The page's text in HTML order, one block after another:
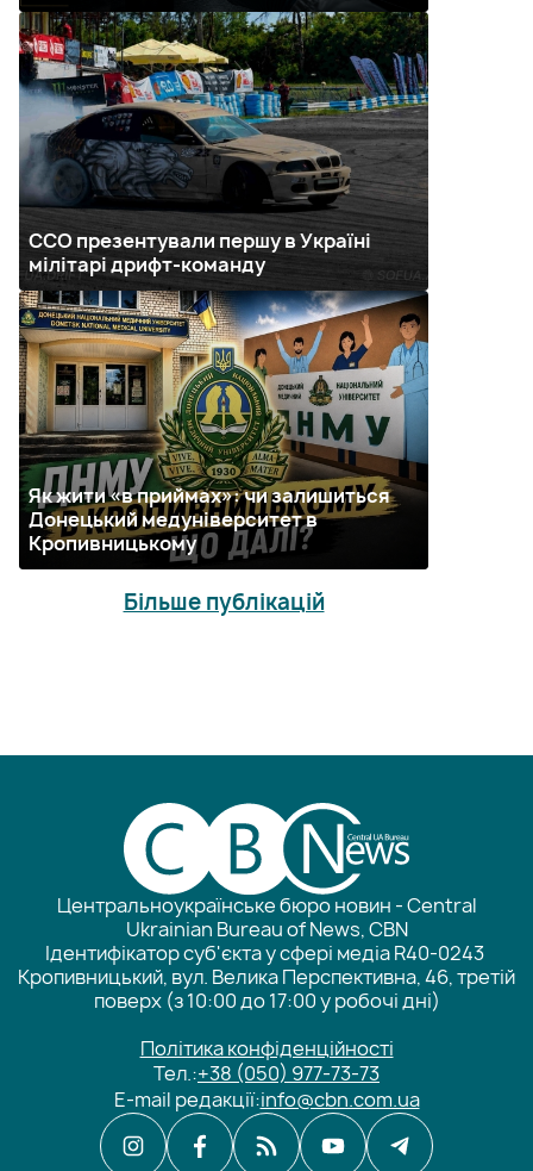
ССО презентували першу в Україні
мілітарі дрифт-команду
Як жити «в приймах»: чи залишиться
Донецький медуніверситет в
Кропивницькому
Більше публікацій
Центральноукраїнське бюро новин - Central
Ukrainian Bureau of News, CBN
Ідентифікатор суб'єкта у сфері медіа R40-0243
Кропивницький, вул. Велика Перспективна, 46, третій
поверх (з 10:00 до 17:00 у робочі дні)
Політика конфіденційності
Тел.:+38 (050) 977-73-73
E-mail редакції:info@cbn.com.ua